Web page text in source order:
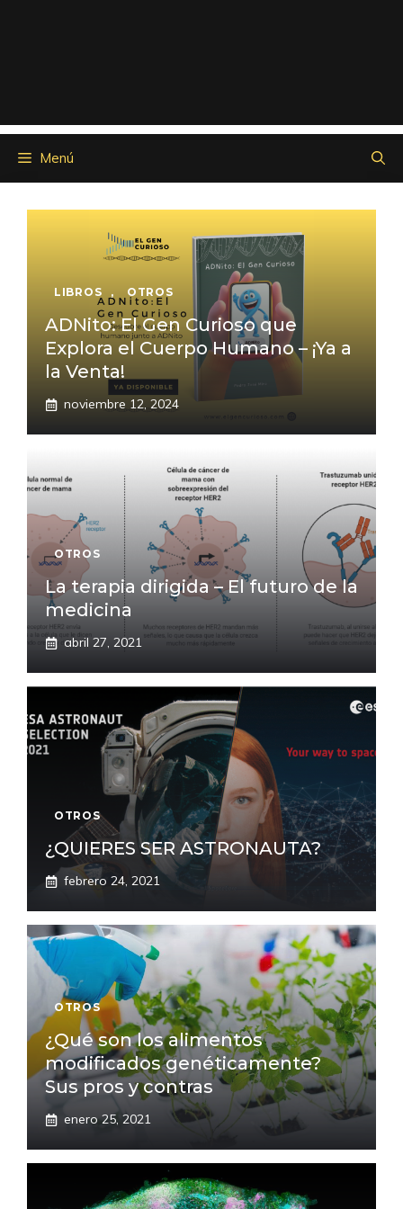
Menú
LIBROS , OTROS
ADNito: El Gen Curioso que
Explora el Cuerpo Humano – ¡Ya a
la Venta!
noviembre 12, 2024
OTROS
La terapia dirigida – El futuro de la
medicina
abril 27, 2021
OTROS
¿QUIERES SER ASTRONAUTA?
febrero 24, 2021
OTROS
¿Qué son los alimentos
modificados genéticamente?
Sus pros y contras
enero 25, 2021